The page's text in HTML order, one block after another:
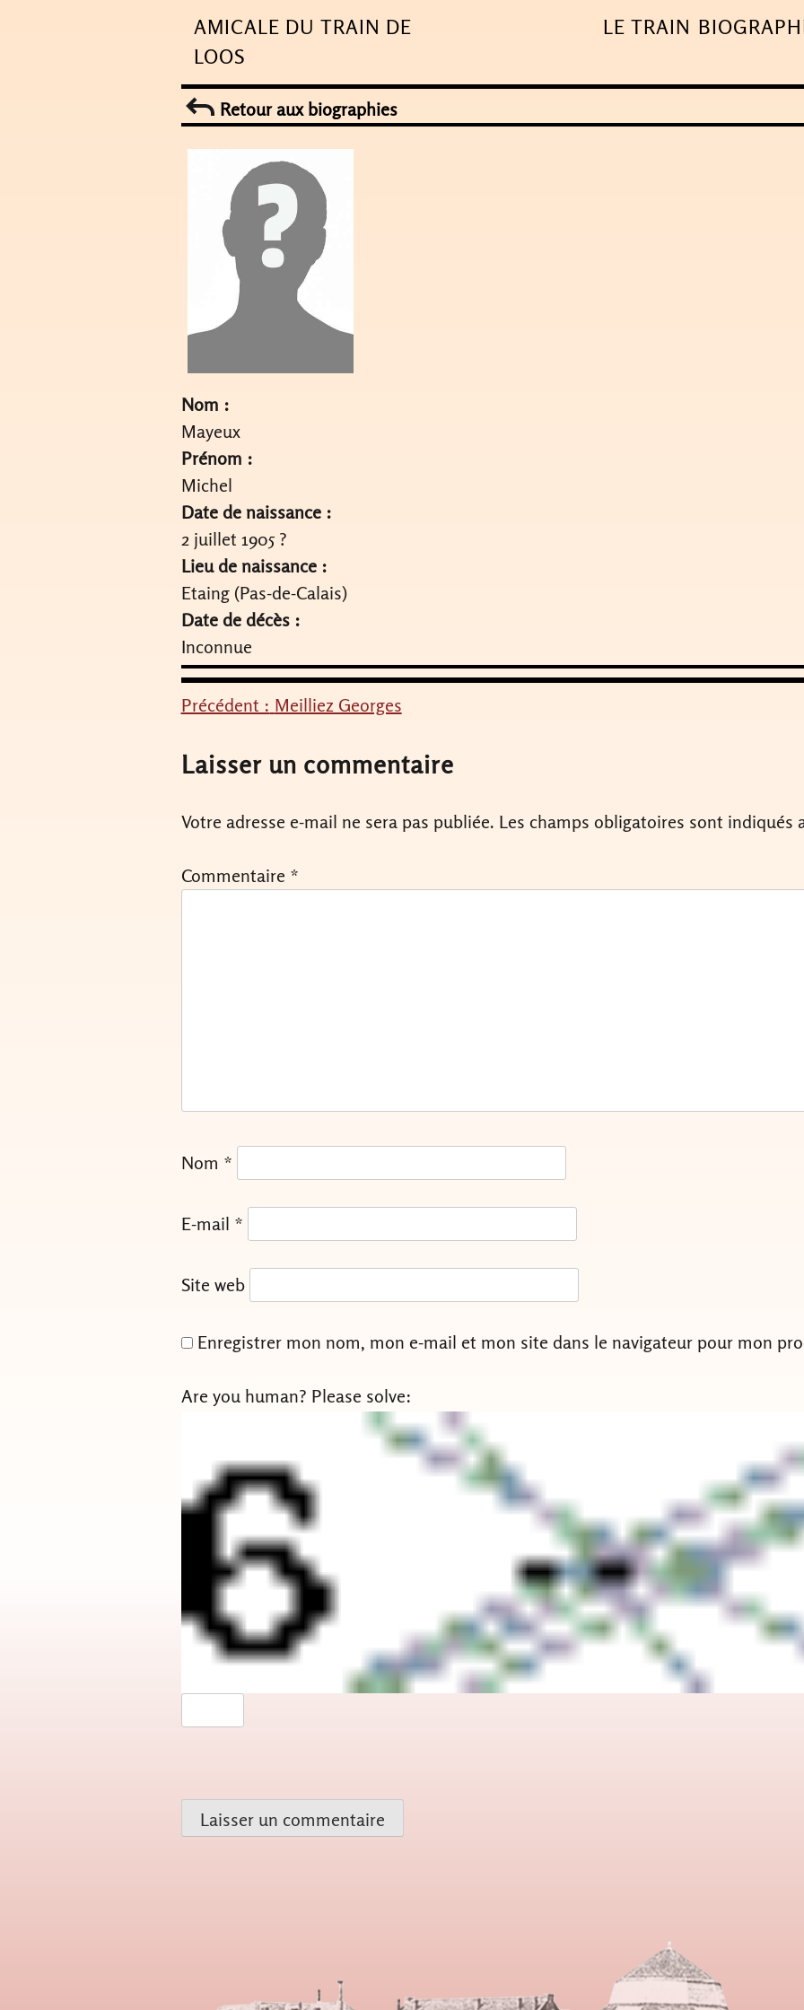
to
content
AMICALE DU TRAIN DE
LOOS
LE TRAIN
Retour aux biographies
Nom :
Mayeux
Prénom :
Michel
Date de naissance :
2 juillet 1905 ?
Lieu de naissance :
Etaing (Pas-de-Calais)
Date de décès :
Inconnue
Navigation
de
Précédent : Meilliez Georges
Laisser un commentaire
Votre adresse e-mail ne sera pas publiée. Les champs obligatoires sont indiqués
Commentaire *
Nom *
E-mail *
Site web
Enregistrer mon nom, mon e-mail et mon site dans le navigateur pour mon
Are you human? Please solve: